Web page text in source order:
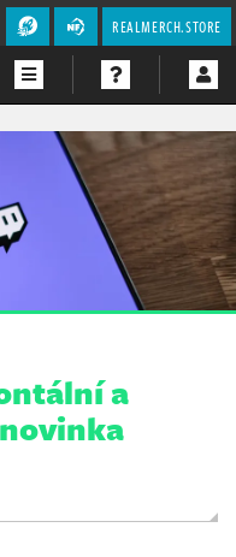
REALMERCH.STORE
a